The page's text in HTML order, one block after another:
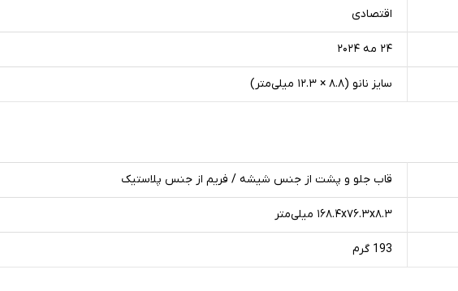
اقتصادی
۲۴ مه ۲۰۲۴
سایز نانو (۸.۸ × ۱۲.۳ میلی‌متر)
قاب جلو و پشت از جنس شیشه / فریم از جنس پلاستیک
۱۶۸.۴x۷۶.۳x۸.۳ میلی‌متر
193 گرم